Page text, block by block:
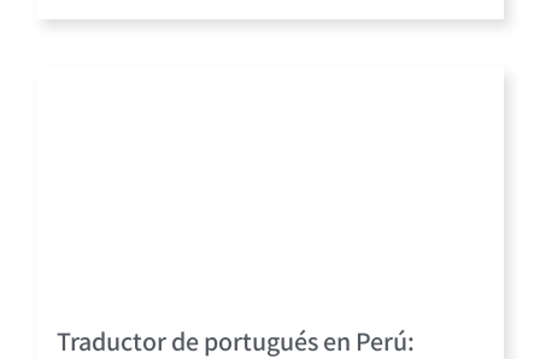
Traductor de portugués en Perú: